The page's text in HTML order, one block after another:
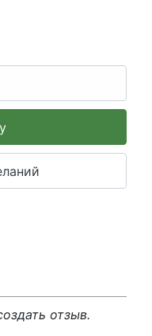
отзыв.